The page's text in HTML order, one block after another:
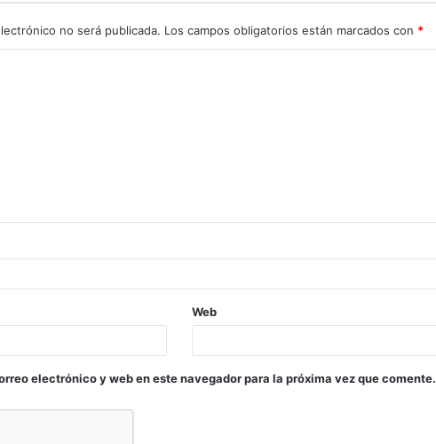
no será publicada. Los campos obligatorios están marcados con *
Web
electrónico y web en este navegador para la próxima vez que comente.